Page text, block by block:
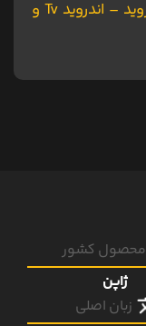
دانلود اپلیکیشن های ویندوز – اندروید – اندروید Tv و
محصول کشور
ژاپن
زبان اصلی